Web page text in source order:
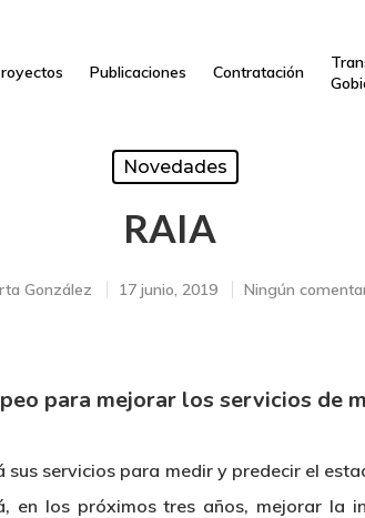
Publicaciones Contratación
Novedades
RAIA
González 17 junio, 2019 Ningún
para mejorar los servicios de
servicios para medir y predecir el
en los próximos tres años, mejorar la